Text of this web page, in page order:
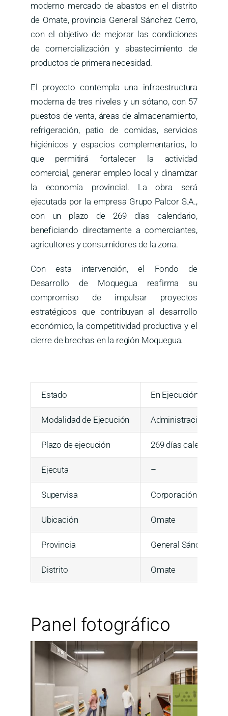
moderno mercado de abastos en el distrito
de Omate, provincia General Sánchez Cerro,
con el objetivo de mejorar las condiciones
de comercialización y abastecimiento de
productos de primera necesidad.
El proyecto contempla una infraestructura
moderna de tres niveles y un sótano, con 57
puestos de venta, áreas de almacenamiento,
refrigeración, patio de comidas, servicios
higiénicos y espacios complementarios, lo
que permitirá fortalecer la actividad
comercial, generar empleo local y dinamizar
la economía provincial. La obra será
ejecutada por la empresa Grupo Palcor S.A.,
con un plazo de 269 días calendario,
beneficiando directamente a comerciantes,
agricultores y consumidores de la zona.
Con esta intervención, el Fondo de
Desarrollo de Moquegua reafirma su
compromiso de impulsar proyectos
estratégicos que contribuyan al desarrollo
económico, la competitividad productiva y el
cierre de brechas en la región Moquegua.
Estado En Ejecución
Modalidad de Ejecución Administración
Plazo de ejecución 269 días calendario
Ejecuta –
Supervisa Corporación SAIT
Ubicación Omate
Provincia General Sánchez
Distrito Omate
Panel fotográfico